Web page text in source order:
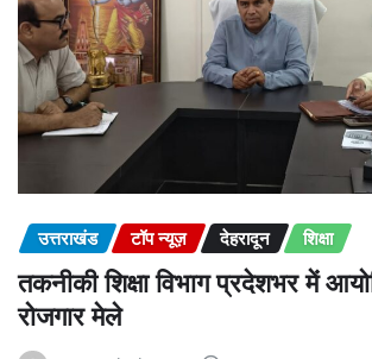
उत्तराखंड टॉप न्यूज़ देहरादून शिक्षा
तकनीकी शिक्षा विभाग प्रदेशभर में
रोजगार मेले